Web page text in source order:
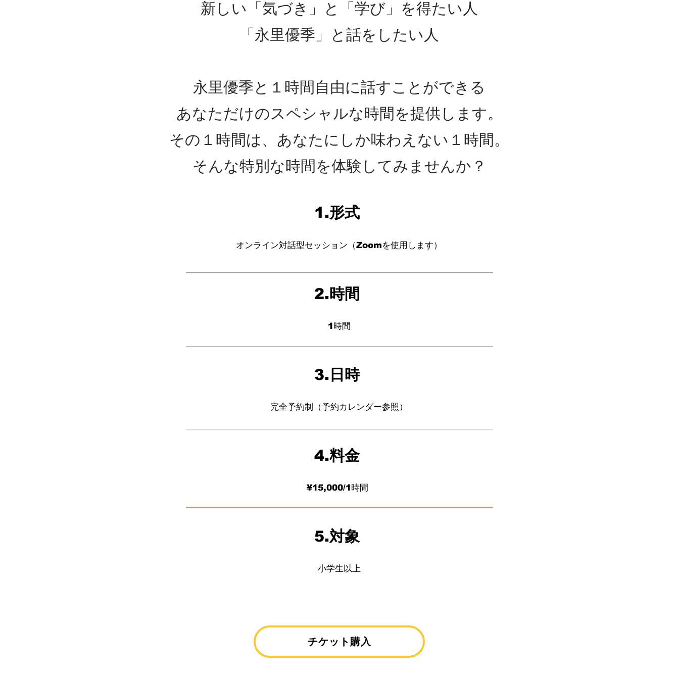
新しい「気づき」と「学び」を得たい人
​「永里優季」と話をしたい人
永里優季と１時間自由に話すことができる
あなただけのスペシャルな時間を提供します。
その１時間は、あなたにしか味わえない１時間。
​そんな特別な時間を体験してみませんか？
1.形式
オンライン対話型セッション​（Zoomを使用します）
2.時間
​1時間
3.日時
完全予約制（予約カレンダー参照）
4.料金
¥15,000/1時間
5.対象
小学生以上
チケット購入